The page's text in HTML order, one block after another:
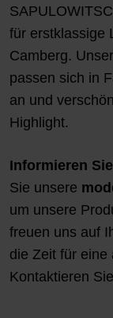
für erstklassige
Camberg.
passen sich in
an und
Highlight.
Informieren
Sie unsere
um unsere
freuen uns auf
die Zeit für eine
Kontaktieren